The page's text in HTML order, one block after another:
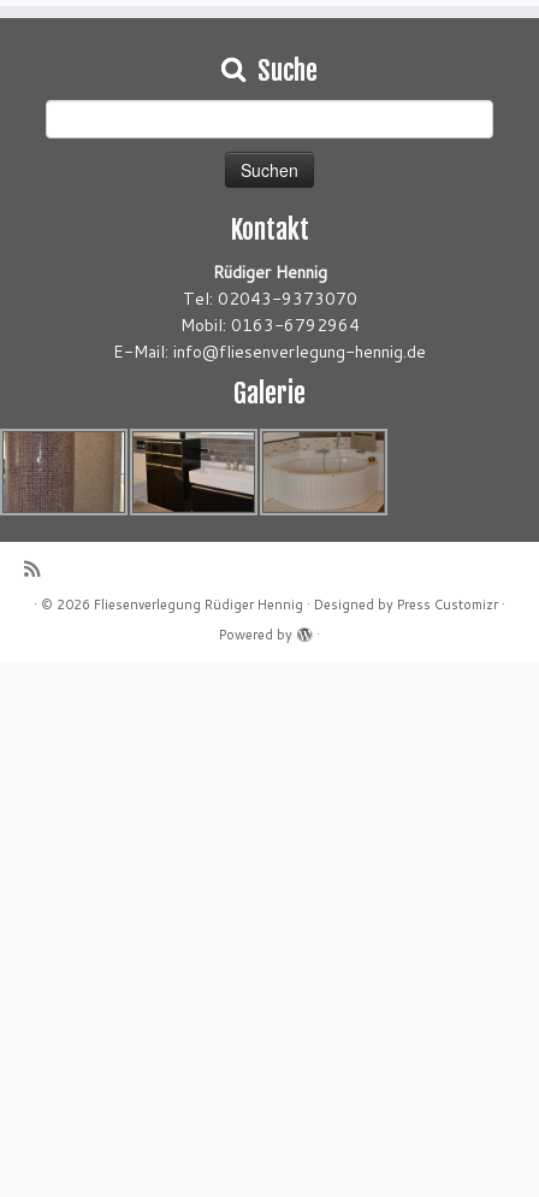
Suche
Suchen
Kontakt
Rüdiger Hennig
Tel: 02043-9373070
Mobil: 0163-6792964
E-Mail: info@fliesenverlegung-hennig.de
Galerie
· © 2026 Fliesenverlegung Rüdiger Hennig · Designed by Press Customizr·
Powered by
·